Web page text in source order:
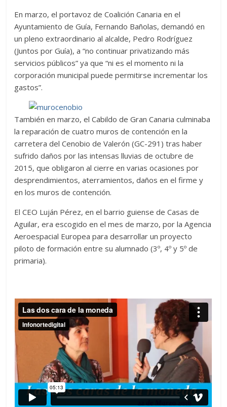
En marzo, el portavoz de Coalición Canaria en el
Ayuntamiento de Guía, Fernando Bañolas, demandó en
un pleno extraordinario al alcalde, Pedro Rodríguez
(Juntos por Guía), a “no continuar privatizando más
servicios públicos” ya que “ni es el momento ni la
corporación municipal puede permitirse incrementar los
gastos”.
También en marzo, el Cabildo de Gran Canaria culminaba
la reparación de cuatro muros de contención en la
carretera del Cenobio de Valerón (GC-291) tras haber
sufrido daños por las intensas lluvias de octubre de
2015, que obligaron al cierre en varias ocasiones por
desprendimientos, aterramientos, daños en el firme y
en los muros de contención.
El CEO Luján Pérez, en el barrio guiense de Casas de
Aguilar, era escogido en el mes de marzo, por la Agencia
Aeroespacial Europea para desarrollar un proyecto
piloto de formación entre su alumnado (3º, 4º y 5º de
primaria).